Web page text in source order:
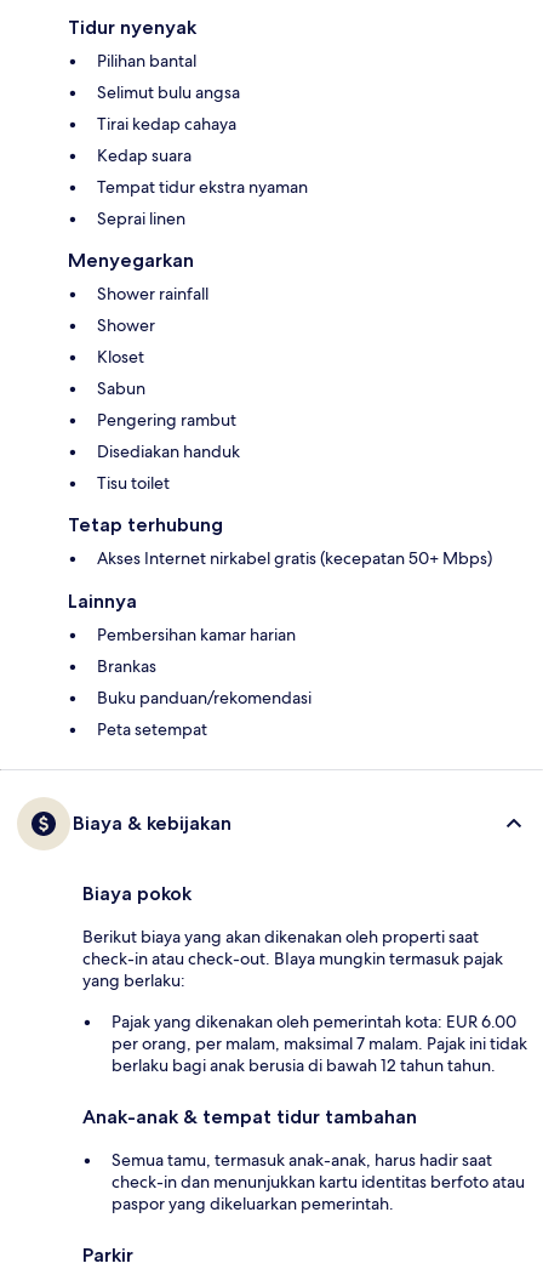
Tidur nyenyak
Pilihan bantal
Selimut bulu angsa
Tirai kedap cahaya
Kedap suara
Tempat tidur ekstra nyaman
Seprai linen
Menyegarkan
Shower rainfall
Shower
Kloset
Sabun
Pengering rambut
Disediakan handuk
Tisu toilet
Tetap terhubung
Akses Internet nirkabel gratis (kecepatan 50+ Mbps)
Lainnya
Pembersihan kamar harian
Brankas
Buku panduan/rekomendasi
Peta setempat
Biaya & kebijakan
Biaya pokok
Berikut biaya yang akan dikenakan oleh properti saat
check-in atau check-out. BIaya mungkin termasuk pajak
yang berlaku:
Pajak yang dikenakan oleh pemerintah kota: EUR 6.00
per orang, per malam, maksimal 7 malam. Pajak ini tidak
berlaku bagi anak berusia di bawah 12 tahun tahun.
Anak-anak & tempat tidur tambahan
Semua tamu, termasuk anak-anak, harus hadir saat
check-in dan menunjukkan kartu identitas berfoto atau
paspor yang dikeluarkan pemerintah.
Parkir